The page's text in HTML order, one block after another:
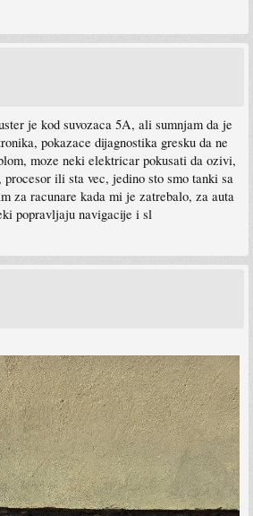
je kod suvozaca 5A, ali sumnjam da je
pokazace dijagnostika gresku da ne
moze neki elektricar pokusati da ozivi,
ili sta vec, jedino sto smo tanki sa
za racunare kada mi je zatrebalo, za auta
popravljaju navigacije i sl